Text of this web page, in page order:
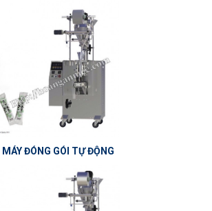
MÁY ĐÓNG GÓI TỰ ĐỘNG